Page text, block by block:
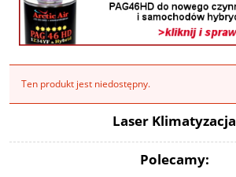
Ten produkt jest niedostępny.
Laser Klimatyzacja
Polecamy: